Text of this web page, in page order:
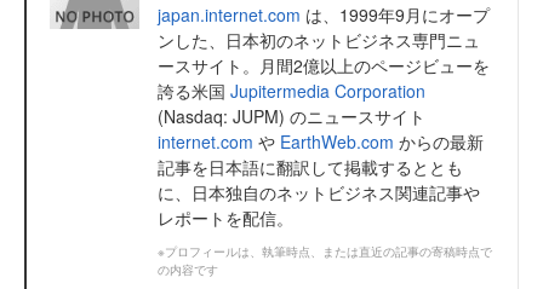
japan.internet.com は、1999年9月にオープ
ンした、日本初のネットビジネス専門ニュ
ースサイト。月間2億以上のページビューを
誇る米国 Jupitermedia Corporation
(Nasdaq: JUPM) のニュースサイト
internet.com や EarthWeb.com からの最新
記事を日本語に翻訳して掲載するととも
に、日本独自のネットビジネス関連記事や
レポートを配信。
※プロフィールは、執筆時点、または直近の記事の寄稿時点で
の内容です